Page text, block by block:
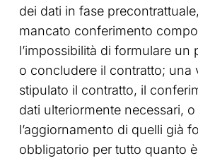
dei dati in fase
mancato conferimento
l’impossibilità di formulare un
o concludere il contratto; una
stipulato il contratto, il
dati ulteriormente necessari, o
l’aggiornamento di quelli già
obbligatorio per tutto quanto